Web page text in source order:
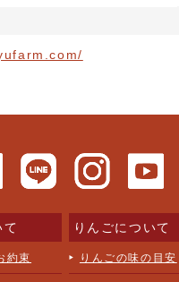
て
約束
りんごについて
りんごの味の目安